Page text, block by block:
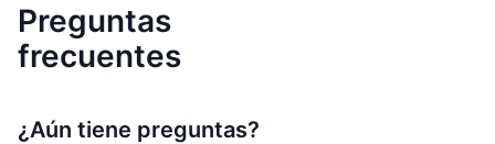
Preguntas
frecuentes
¿Aún tiene preguntas?